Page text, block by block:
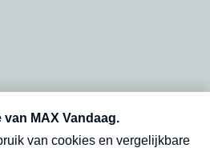
en dinsdagochtend in